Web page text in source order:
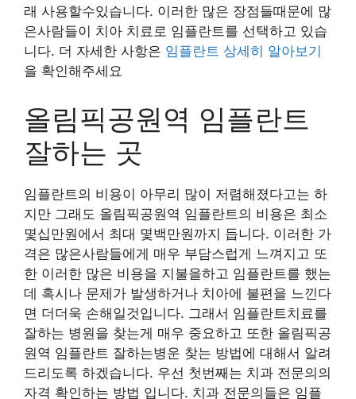
래 사용할수있습니다. 이러한 많은 장점들때문에 많
은사람들이 치아 치료로 임플란트를 선택하고 있습
니다. 더 자세한 사항은 임플란트 상세히 알아보기
을 확인해주세요
올림픽공원역 임플란트
잘하는 곳
임플란트의 비용이 아무리 많이 저렴해졌다고는 하
지만 그래도 올림픽공원역 임플란트의 비용은 최소
몇십만원에서 최대 몇백만원까지 듭니다. 이러한 가
격은 많은사람들에게 매우 부담스럽게 느껴지고 또
한 이러한 많은 비용을 지불을하고 임플란트를 했는
데 혹시나 문제가 발생하거나 치아에 불편을 느낀다
면 더더욱 손해일것입니다. 그래서 임플란트치료를
잘하는 병원을 찾는게 매우 중요하고 또한 올림픽공
원역 임플란트 잘하는병운 찾는 방법에 대해서 알려
드리도록 하겠습니다. 우선 첫번째는 치과 전문의의
자격 확인하는 방법 입니다. 치과 전문의들은 임플